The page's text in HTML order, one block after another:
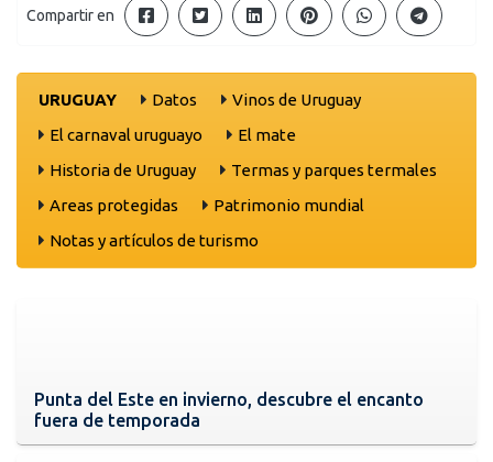
Compartir en
URUGUAY Datos
Vinos de Uruguay
El carnaval uruguayo
El mate
Historia de Uruguay
Termas y parques termales
Areas protegidas
Patrimonio mundial
Notas y artículos de turismo
Punta del Este en invierno, descubre el encanto
fuera de temporada